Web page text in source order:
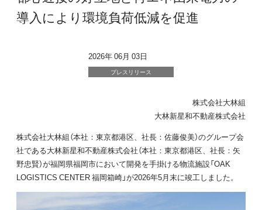
導入により環境負荷低減を促進
2026年 06月 03日
プレスリリース
株式会社大林組
大林新星和不動産株式会社
株式会社大林組（本社：東京都港区、社長：佐藤俊美）のグループ会
社である大林新星和不動産株式会社（本社：東京都港区、社長：矢
野忠賢）が福岡県福岡市において開発を手掛ける物流施設「OAK
LOGISTICS CENTER 福岡箱崎」が2026年5月末に竣工しました。